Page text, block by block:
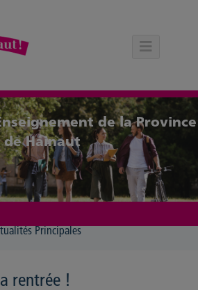
de la Province
de Hainaut
Principales
rentrée !